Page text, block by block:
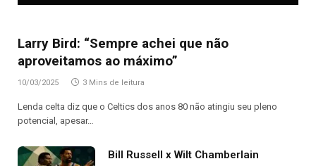
Larry Bird: “Sempre achei que não
aproveitamos ao máximo”
10/03/2025 3 Mins de leitura
Lenda celta diz que o Celtics dos anos 80 não atingiu seu pleno
potencial, apesar…
Bill Russell x Wilt Chamberlain